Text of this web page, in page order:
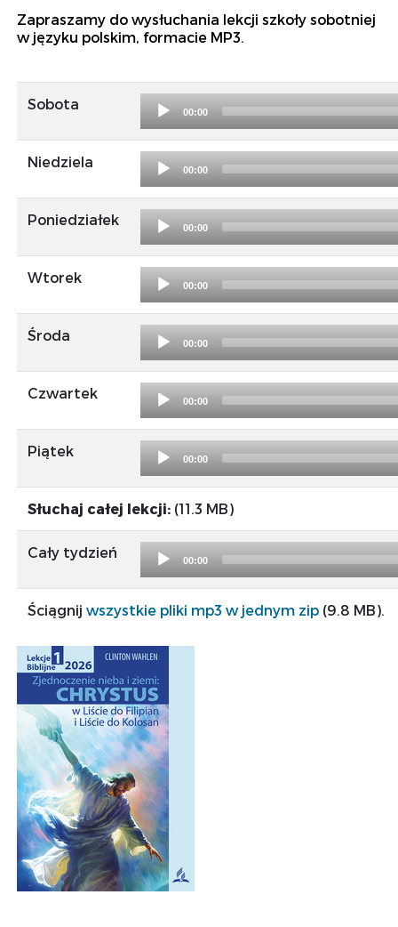
Zapraszamy do wysłuchania lekcji szkoły sobotniej
w języku polskim, formacie MP3.
Sobota
Audio
00:00
Niedziela
Audio
00:00
Poniedziałek
Audio
00:00
Wtorek
Audio
00:00
Środa
Audio
00:00
Czwartek
Audio
00:00
Piątek
Audio
00:00
Słuchaj całej lekcji: (11.3 MB)
Cały tydzień
Audio
00:00
Ściągnijwszystkie pliki mp3 w jednym zip (9.8 MB).